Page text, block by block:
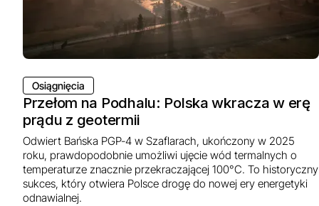
Osiągnięcia
Przełom na Podhalu: Polska wkracza w erę
prądu z geotermii
Odwiert Bańska PGP-4 w Szaflarach, ukończony w 2025
roku, prawdopodobnie umożliwi ujęcie wód termalnych o
temperaturze znacznie przekraczającej 100°C. To historyczny
sukces, który otwiera Polsce drogę do nowej ery energetyki
odnawialnej.